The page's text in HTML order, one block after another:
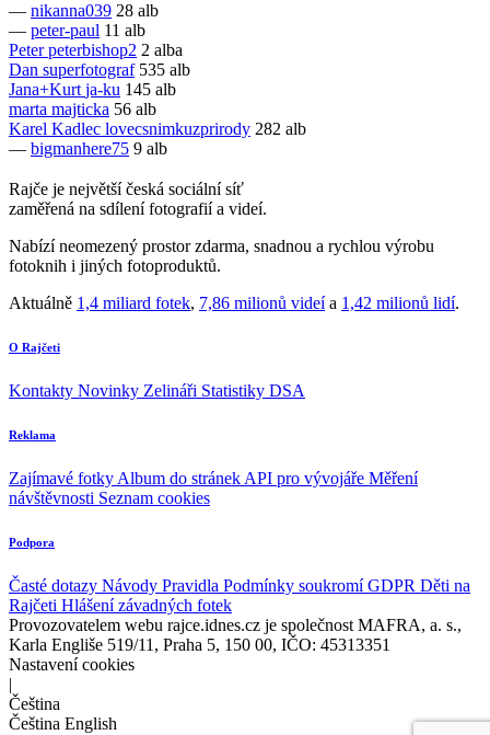
— nikanna039 28 alb
— peter-paul 11 alb
Peterpeterbishop2 2 alba
Dan superfotograf 535 alb
Jana+Kurt ja-ku 145 alb
marta majticka 56 alb
Karel Kadlec lovecsnimkuzprirody 282 alb
— bigmanhere75 9 alb
Rajče je největší česká sociální síť
zaměřená na sdílení fotografií a videí.
Nabízí neomezený prostor zdarma, snadnou a rychlou výrobu
fotoknih i jiných fotoproduktů.
Aktuálně 1,4 miliard fotek, 7,86 milionů videía 1,42 milionů lidí.
O Rajčeti
Kontakty Novinky Zelináři Statistiky DSA
Reklama
Zajímavé fotky Album do stránek API pro vývojáře Měření
návštěvnosti Seznam cookies
Podpora
Časté dotazy Návody Pravidla Podmínky soukromíGDPR Děti na
Rajčeti Hlášení závadných fotek
Provozovatelem webu rajce.idnes.cz je společnost MAFRA, a. s.,
Karla Engliše 519/11, Praha 5, 150 00, IČO: 45313351
Nastavení cookies
|
Čeština
Čeština English